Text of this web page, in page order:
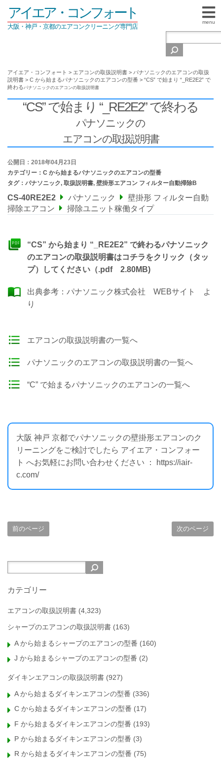
menu
アイエア・コンフォート
大阪・神戸・京都のエアコンクリーニング専門店
アイエア・コンフォート > エアコンの取扱説明書 > パナソニックのエアコンの取扱
説明書 > C から始まるパナソニックのエアコンの型番 > “CS” で始まり “_RE2E2” で
終わるパナソニックのエアコンの取扱説明書
“CS” で始まり “_RE2E2” で終わる
パナソニックの
エアコンの取扱説明書
公開日：2018年04月23日
カテゴリー： C から始まるパナソニックのエアコンの型番
タグ： パナソニック, 取扱説明書, 壁掛形エアコン フィルター自動掃除B
CS-40RE2E2 パナソニック
壁掛形 フィルター自動
掃除エアコン
掃除ユニット稼働タイプ
“CS” から始まり “_RE2E2” で終わるパナソニック
のエアコンの取扱説明書はコチラをクリック（タッ
プ）してください（.pdf 2.80MB)
出典参考： パナソニック株式会社 WEBサイト
よ
り
エアコンの取扱説明書の一覧へ
パナソニックのエアコンの取扱説明書の一覧へ
“C” で始まるパナソニックのエアコンの一覧へ
大阪 神戸 京都でパナソニックの壁掛形エアコンのク
リーニングをご検討でしたら アイエア・コンフォー
ト へお気軽にお問い合わせください ： https://iair-
c.com/
前のページ 次のページ
カテゴリー
エアコンの取扱説明書 (4,323)
シャープのエアコンの取扱説明書 (163)
A から始まるシャープのエアコンの型番 (160)
J から始まるシャープのエアコンの型番 (2)
ダイキンエアコンの取扱説明書 (927)
A から始まるダイキンエアコンの型番 (336)
C から始まるダイキンエアコンの型番 (17)
F から始まるダイキンエアコンの型番 (193)
P から始まるダイキンエアコンの型番 (3)
R から始まるダイキンエアコンの型番 (75)